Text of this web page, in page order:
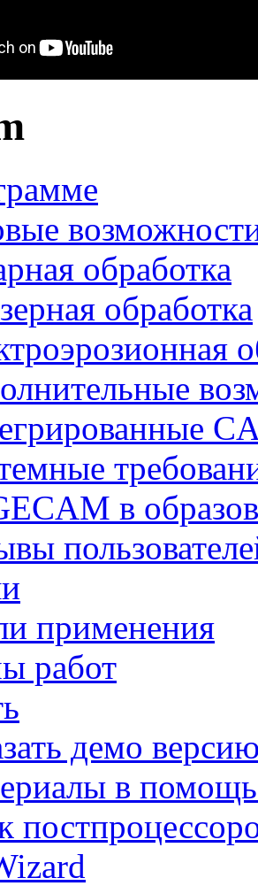
обработка
обработка
в
применения
работ
демо
в помощь